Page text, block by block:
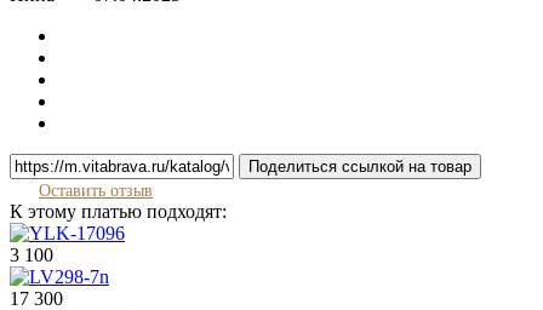
Поделиться ссылкой на товар
Оставить отзыв
К этому платью подходят:
3 100
17 300